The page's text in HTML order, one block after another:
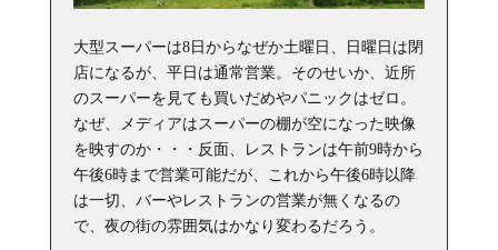
大型スーパーは8日からなぜか土曜日、日曜日は閉
店になるが、平日は通常営業。そのせいか、近所
のスーパーを見ても買いだめやパニックはゼロ。
なぜ、メディアはスーパーの棚が空になった映像
を映すのか・・・反面、レストランは午前9時から
午後6時まで営業可能だが、これから午後6時以降
は一切、バーやレストランの営業が無くなるの
で、夜の街の雰囲気はかなり変わるだろう。